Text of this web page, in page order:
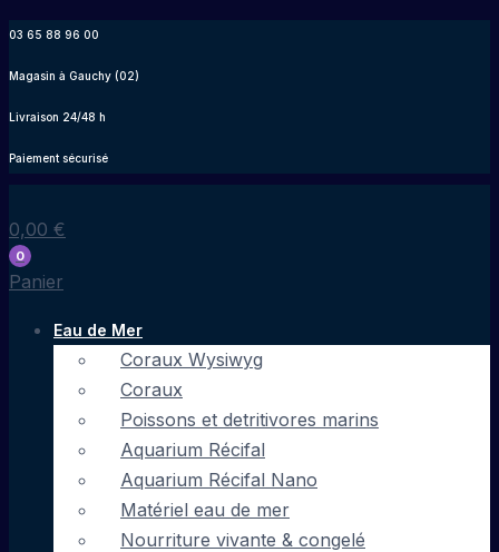
contenu
03 65 88 96 00
Magasin à Gauchy (02)
Livraison 24/48 h
Paiement sécurisé
0,00 €
0
Panier
Eau de Mer
Coraux Wysiwyg
Coraux
Poissons et detritivores marins
Aquarium Récifal
Aquarium Récifal Nano
Matériel eau de mer
Nourriture vivante & congelé